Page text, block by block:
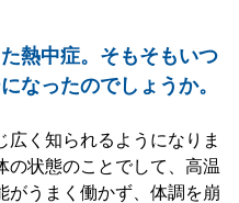
熱中症。そもそもいつ
なったのでしょうか。
広く知られるようになりま
の状態のことでして、高温
がうまく働かず、体調を崩